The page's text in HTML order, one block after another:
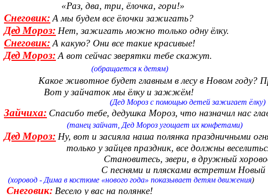
«Раз, два, три, ёлочка, гори!»
Снеговик: А мы будем все ёлочки зажигать?
Дед Мороз: Нет, зажигать можно только одну ёлку.
Снеговик: А какую? Они все такие красивые!
Дед Мороз: А вот сейчас зверятки тебе скажут.
(обращается к детям)
Какое животное будет главным в лесу в Новом году?
Вот у зайчаток мы ёлку и зажжём!
(Дед Мороз с помощью детей зажигает ёлку)
Зайчиха: Спасибо тебе, дедушка Мороз, что назначил нас
(танец зайчат, Дед Мороз угощает их конфетами)
Дед Мороз: Ну, вот и засияла наша полянка праздничными
только у зайцев праздник, все должны
Становитесь, звери, в дружный
С песнями и плясками встретим Новый
(хоровод - Дима в костюме «нового года» показывает детям движения)
Снеговик: Весело у вас на полянке!